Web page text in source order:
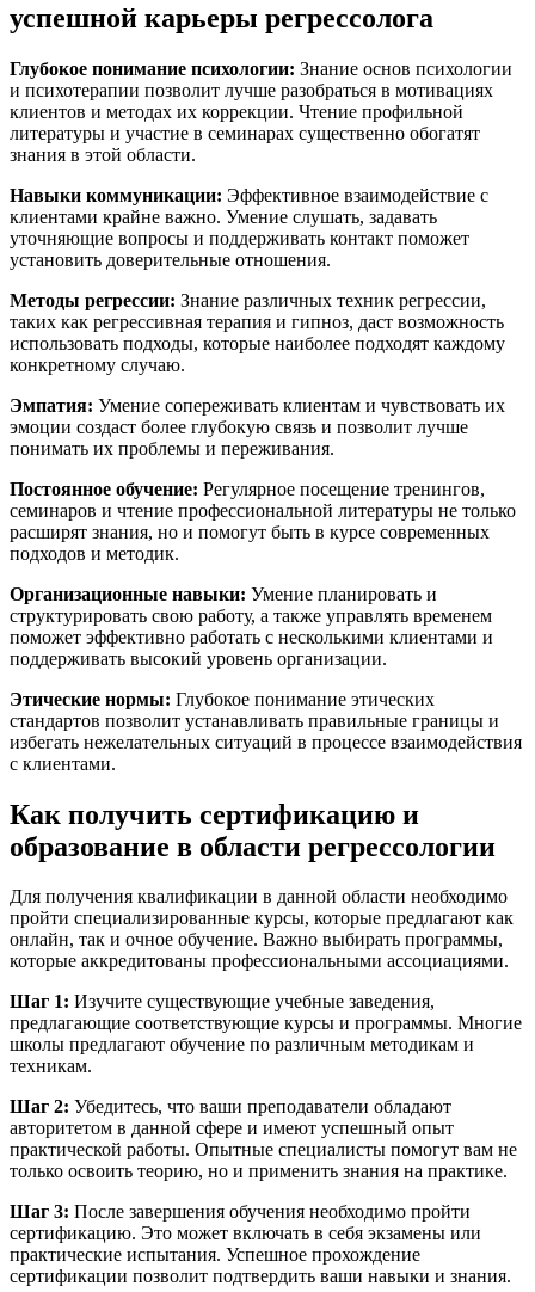
успешной карьеры регрессолога
Глубокое понимание психологии: Знание основ психологии
и психотерапии позволит лучше разобраться в мотивациях
клиентов и методах их коррекции. Чтение профильной
литературы и участие в семинарах существенно обогатят
знания в этой области.
Навыки коммуникации: Эффективное взаимодействие с
клиентами крайне важно. Умение слушать, задавать
уточняющие вопросы и поддерживать контакт поможет
установить доверительные отношения.
Методы регрессии: Знание различных техник регрессии,
таких как регрессивная терапия и гипноз, даст возможность
использовать подходы, которые наиболее подходят каждому
конкретному случаю.
Эмпатия: Умение сопереживать клиентам и чувствовать их
эмоции создаст более глубокую связь и позволит лучше
понимать их проблемы и переживания.
Постоянное обучение: Регулярное посещение тренингов,
семинаров и чтение профессиональной литературы не только
расширят знания, но и помогут быть в курсе современных
подходов и методик.
Организационные навыки: Умение планировать и
структурировать свою работу, а также управлять временем
поможет эффективно работать с несколькими клиентами и
поддерживать высокий уровень организации.
Этические нормы: Глубокое понимание этических
стандартов позволит устанавливать правильные границы и
избегать нежелательных ситуаций в процессе взаимодействия
с клиентами.
Как получить сертификацию и
образование в области регрессологии
Для получения квалификации в данной области необходимо
пройти специализированные курсы, которые предлагают как
онлайн, так и очное обучение. Важно выбирать программы,
которые аккредитованы профессиональными ассоциациями.
Шаг 1: Изучите существующие учебные заведения,
предлагающие соответствующие курсы и программы. Многие
школы предлагают обучение по различным методикам и
техникам.
Шаг 2: Убедитесь, что ваши преподаватели обладают
авторитетом в данной сфере и имеют успешный опыт
практической работы. Опытные специалисты помогут вам не
только освоить теорию, но и применить знания на практике.
Шаг 3: После завершения обучения необходимо пройти
сертификацию. Это может включать в себя экзамены или
практические испытания. Успешное прохождение
сертификации позволит подтвердить ваши навыки и знания.